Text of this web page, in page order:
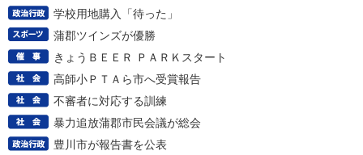
学校用地購入「待った」
蒲郡ツインズが優勝
きょうＢＥＥＲ ＰＡＲＫスタート
高師小ＰＴＡら市へ受賞報告
不審者に対応する訓練
暴力追放蒲郡市民会議が総会
豊川市が報告書を公表